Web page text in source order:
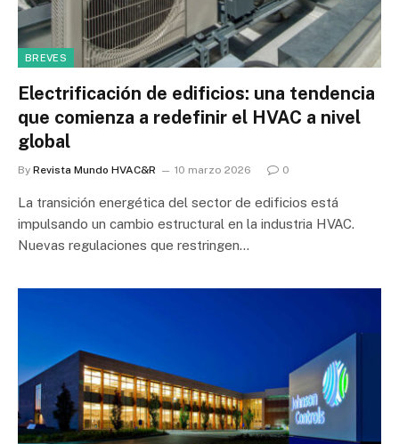
BREVES
Electrificación de edificios: una tendencia
que comienza a redefinir el HVAC a nivel
global
By Revista Mundo HVAC&R 10 marzo 2026 0
La transición energética del sector de edificios está
impulsando un cambio estructural en la industria HVAC.
Nuevas regulaciones que restringen…